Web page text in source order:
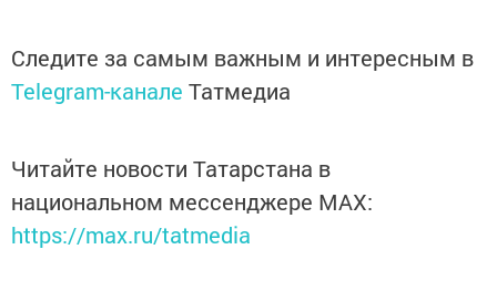
Следите за самым важным и интересным в
Telegram-канале Татмедиа
Читайте новости Татарстана в
национальном мессенджере MАХ:
https://max.ru/tatmedia